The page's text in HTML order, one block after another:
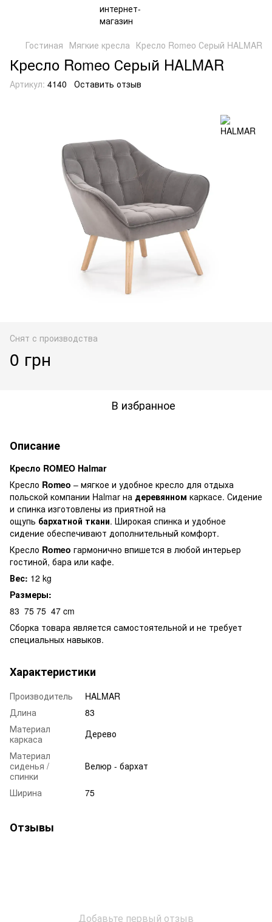
Гостиная Мягкие кресла Кресло Romeo Серый HALMAR
Кресло Romeo Серый HALMAR
Артикул: 4140 Оставить отзыв
Снят с производства
0 грн
В избранное
Описание
Кресло ROMEO Halmar
Кресло Romeo – мягкое и удобное кресло для отдыха
польской компании Halmar на деревянном каркасе. Сидение
и спинка изготовлены из приятной на
ощупь бархатной ткани. Широкая спинка и удобное
сидение обеспечивают дополнительный комфорт.
Кресло Romeo гармонично впишется в любой интерьер
гостиной, бара или кафе.
Вес: 12 kg
Размеры:
83 75 75 47 cm
Сборка товара является самостоятельной и не требует
специальных навыков.
Характеристики
Производитель
HALMAR
Длина
83
Материал
каркаса
Дерево
Материал
сиденья /
спинки
Велюр - бархат
Ширина 75
Отзывы
Добавьте первый отзыв